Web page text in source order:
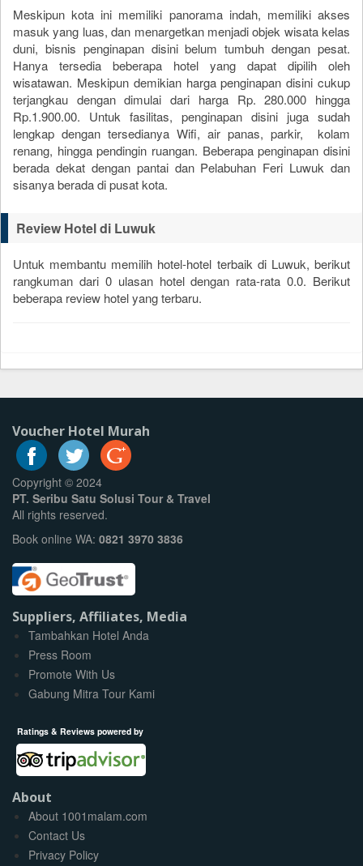
Meskipun kota ini memiliki panorama indah, memiliki akses
masuk yang luas, dan menargetkan menjadi objek wisata kelas
duni, bisnis penginapan disini belum tumbuh dengan pesat.
Hanya tersedia beberapa hotel yang dapat dipilih oleh
wisatawan. Meskipun demikian harga penginapan disini cukup
terjangkau dengan dimulai dari harga Rp. 280.000 hingga
Rp.1.900.00. Untuk fasilitas, penginapan disini juga sudah
lengkap dengan tersedianya Wifi, air panas, parkir, kolam
renang, hingga pendingin ruangan. Beberapa penginapan disini
berada dekat dengan pantai dan Pelabuhan Feri Luwuk dan
sisanya berada di pusat kota.
Review Hotel di Luwuk
Untuk membantu memilih hotel-hotel terbaik di Luwuk, berikut
rangkuman dari 0ulasan hotel dengan rata-rata0.0. Berikut
beberapa review hotel yang terbaru.
Voucher Hotel Murah
Copyright © 2024
PT. Seribu Satu Solusi Tour & Travel
All rights reserved.
Book online WA: 0821 3970 3836
Suppliers, Affiliates, Media
Tambahkan Hotel Anda
Press Room
Promote With Us
Gabung Mitra Tour Kami
Ratings & Reviews powered by
About
About 1001malam.com
Contact Us
Privacy Policy